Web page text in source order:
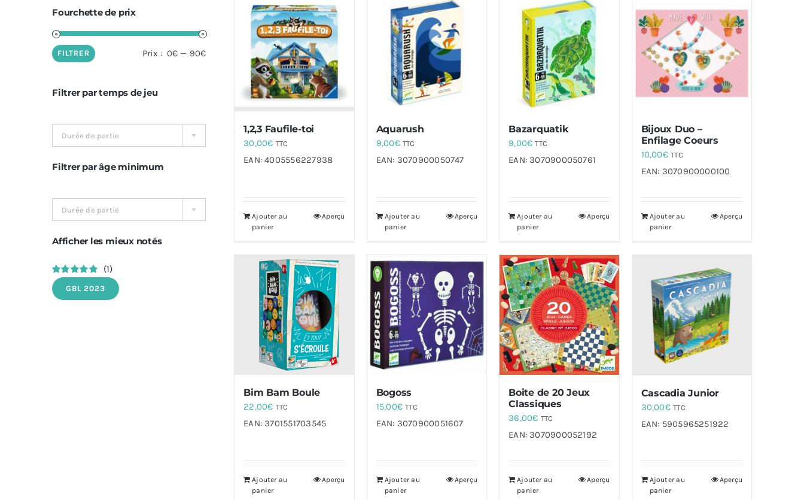
Fourchette de prix
Prix
Prix
FILTRER Prix : 0€ — 90€
Filtrer par temps de jeu
Durée de partie
Filtrer par âge minimum
Durée de partie
Afficher les mieux notés
Note
(1)
GBL 2023
1,2,3 Faufile-toi
30,00€ TTC
EAN:4005556227938
Ajouter au
panier
Aperçu
Aquarush
9,00€ TTC
EAN: 3070900050747
Ajouter au
panier
Aperçu
Bazarquatik
9,00€ TTC
EAN:3070900050761
Ajouter au
panier
Aperçu
Bijoux Duo –
Enfilage Coeurs
10,00€ TTC
EAN: 3070900000100
Ajouter au
panier
Aperçu
Bim Bam Boule
22,00€ TTC
EAN:3701551703545
Ajouter au
panier
Aperçu
Bogoss
15,00€ TTC
EAN: 3070900051607
Ajouter au
panier
Aperçu
Boite de 20 Jeux
Classiques
36,00€ TTC
EAN:3070900052192
Ajouter au
panier
Aperçu
Cascadia Junior
30,00€ TTC
EAN: 5905965251922
Ajouter au
panier
Aperçu